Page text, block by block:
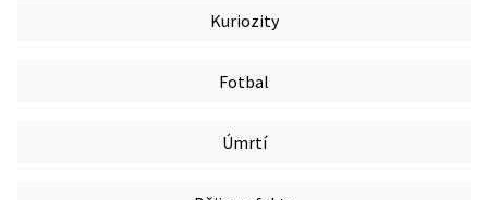
Kuriozity
Fotbal
Úmrtí